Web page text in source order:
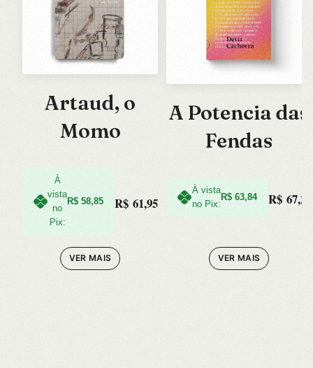
Artaud, o
Momo
À
vista
no
Pix:
R$ 58,85 R$ 61,95
VER MAIS
A Potencia das
Fendas
À vista
no Pix:
R$ 63,84 R$ 67,20
VER MAIS